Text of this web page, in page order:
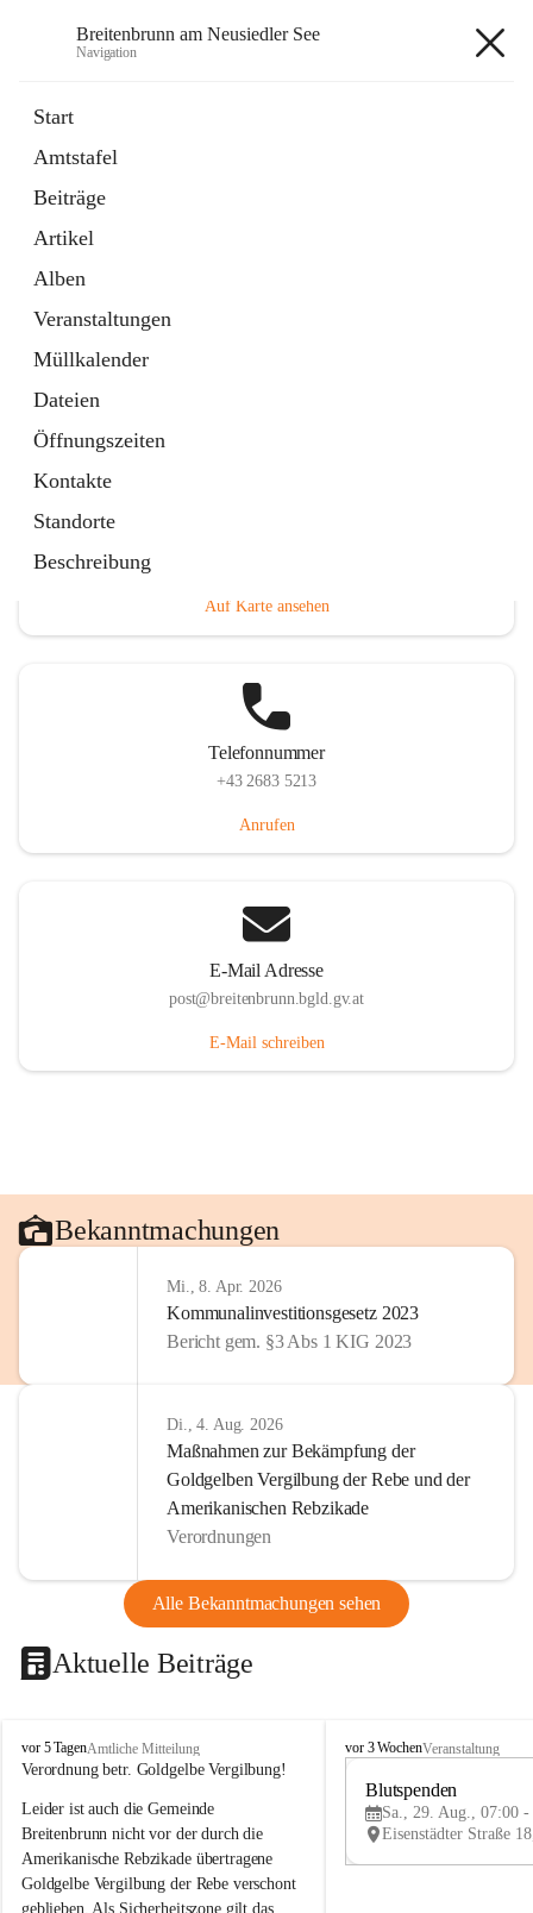
Breitenbrunn am Neusiedler See
Navigation
Start
Amtstafel
Beiträge
Artikel
Alben
Veranstaltungen
Müllkalender
Dateien
Öffnungszeiten
Kontakte
Standorte
Beschreibung
18 Schnellzugriffe
Gemeindeservice
Auf Karte ansehen
Telefonnummer
+43 2683 5213
Anrufen
E-Mail Adresse
post@breitenbrunn.bgld.gv.at
E-Mail schreiben
Bekanntmachungen
Mi., 8. Apr. 2026
Kommunalinvestitionsgesetz 2023
Bericht gem. §3 Abs 1 KIG 2023
Di., 4. Aug. 2026
Maßnahmen zur Bekämpfung der
Goldgelben Vergilbung der Rebe und der
Amerikanischen Rebzikade
Verordnungen
Alle Bekanntmachungen sehen
Aktuelle Beiträge
B
r
i
t
e
n
b
vor 5 TagenAmtliche Mitteilung
Verordnung betr. Goldgelbe Vergilbung!
Leider ist auch die Gemeinde
Breitenbrunn nicht vor der durch die
Amerikanische Rebzikade übertragene
Goldgelbe Vergilbung der Rebe verschont
geblieben. Als Sicherheitszone gilt das
B
e
vor 3 WochenVeranstaltung
Blutspenden
Sa., 29. Aug., 07:00 -